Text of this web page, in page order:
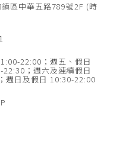
區中華五路789號2F (時
22:00；週五、假日
22:30；週六及連續假日
週日及假日 10:30-22:00